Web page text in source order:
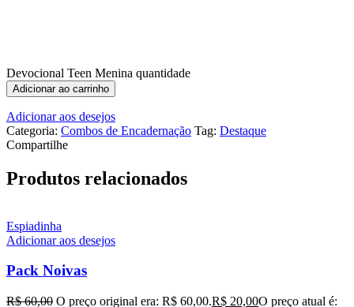
Devocional Teen Menina quantidade
Adicionar ao carrinho
Adicionar aos desejos
Categoria: Combos de Encadernação Tag: Destaque
Compartilhe
Produtos relacionados
Espiadinha
Adicionar aos desejos
Pack Noivas
R$60,00 O preço original era: R$ 60,00.R$ 20,00O preço atual é: